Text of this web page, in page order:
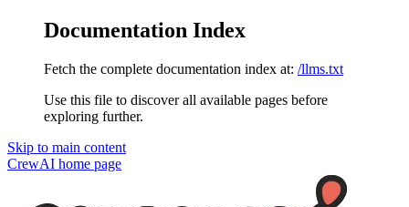
Documentation Index
Fetch the complete documentation index at: /llms.txt
Use this file to discover all available pages before
exploring further.
Skip to main content
CrewAI home page